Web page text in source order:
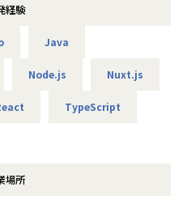
経験
Java
Node.js Nuxt.js
TypeScript
場所